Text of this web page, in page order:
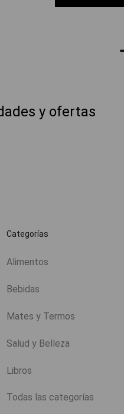
y ofertas
Categorías
Alimentos
Bebidas
Mates y Termos
Salud y Belleza
Libros
Todas las categorías